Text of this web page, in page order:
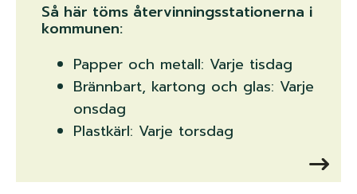
Så här töms återvinningsstationerna i
kommunen:
Papper och metall: Varje tisdag
Brännbart, kartong och glas: Varje
onsdag
Plastkärl: Varje torsdag